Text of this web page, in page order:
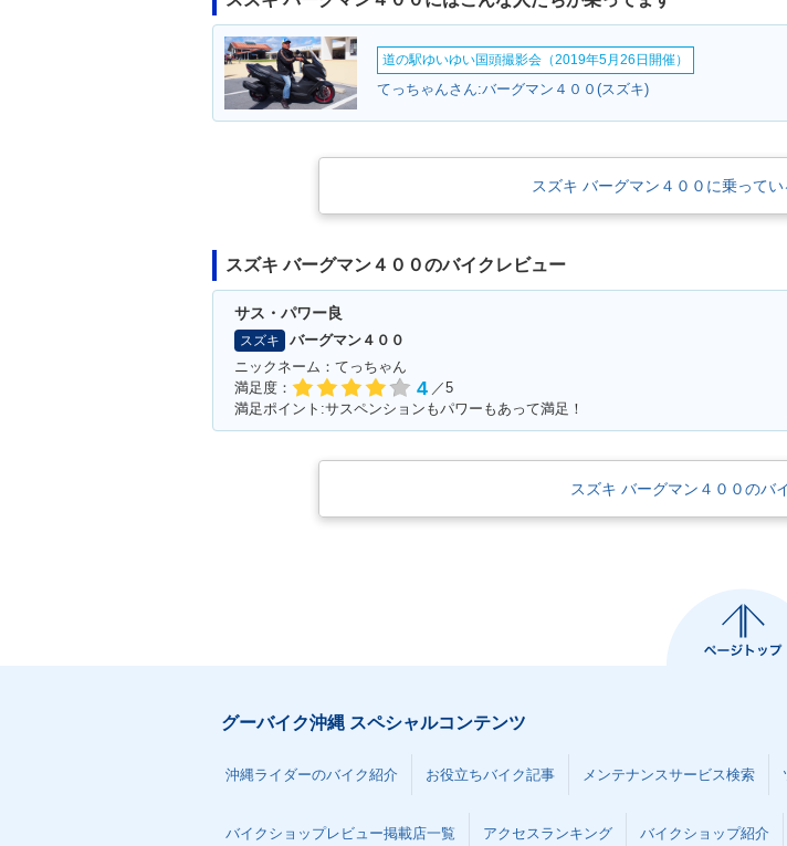
道の駅ゆいゆい国頭撮影会（2019年5月26日開催）
てっちゃんさん:バーグマン４００(スズキ)
スズキ バーグマン４００に乗って
スズキ バーグマン４００のバイクレビュー
サス・パワー良
スズキ
バーグマン４００
ニックネーム：てっちゃん
満足度：
4 ／5
満足ポイント:サスペンションもパワーもあって満足！
スズキ バーグマン４００のバ
グーバイク沖縄 スペシャルコンテンツ
沖縄ライダーのバイク紹介 お役立ちバイク記事 メンテナンスサービス検索
バイクショップレビュー掲載店一覧 アクセスランキング バイクショップ紹介